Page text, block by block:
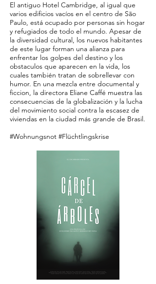
El antiguo Hotel Cambridge, al igual que
varios edificios vacíos en el centro de São
Paulo, está ocupado por personas sin hogar
y refugiados de todo el mundo. Apesar de
la diversidad cultural, los nuevos habitantes
de este lugar forman una alianza para
enfrentar los golpes del destino y los
obstaculos que aparecen en la vida, los
cuales también tratan de sobrellevar con
humor. En una mezcla entre documental y
ficcion, la directora Eliane Caffé muestra las
consecuencias de la globalización y la lucha
del movimiento social contra la escasez de
viviendas en la ciudad más grande de Brasil.
#Wohnungsnot #Flüchtlingskrise